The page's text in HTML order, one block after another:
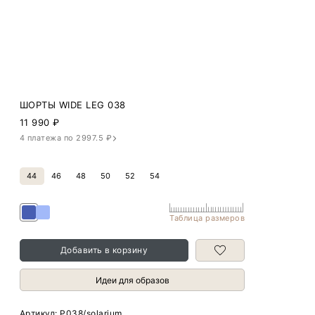
ШОРТЫ WIDE LEG 038
11 990₽
4 платежа по 2997.5 ₽
44 46 48 50 52 54
Таблица размеров
Добавить в корзину
Идеи для образов